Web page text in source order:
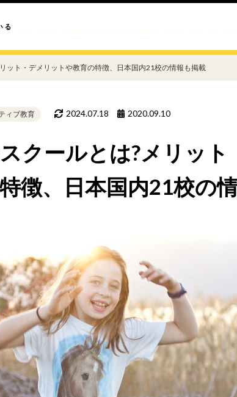
ット・デメリットや教育の特徴、日本国内21校の情報も掲載
ィブ教育 2024.07.18 2020.09.10
クールとは?メリット
徴、日本国内21校の